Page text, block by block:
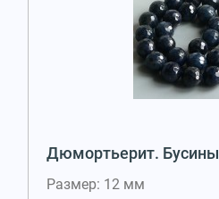
Дюмортьерит. Бусины
Размер: 12 мм